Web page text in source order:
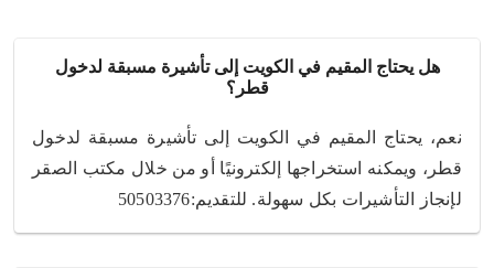
هل يحتاج المقيم في الكويت إلى تأشيرة مسبقة لدخول
قطر؟
نعم، يحتاج المقيم في الكويت إلى تأشيرة مسبقة لدخول
قطر، ويمكنه استخراجها إلكترونيًا أو من خلال مكتب الصقر
لإنجاز التأشيرات بكل سهولة. للتقديم:50503376